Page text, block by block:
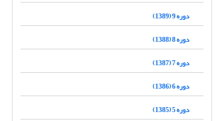
دوره 9 (1389)
دوره 8 (1388)
دوره 7 (1387)
دوره 6 (1386)
دوره 5 (1385)